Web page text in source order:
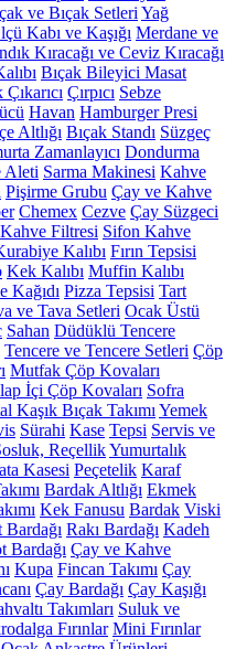
ve Bıçak Setleri Yağ
Kabı ve Kaşığı Merdane ve
Kıracağı ve Ceviz Kıracağı
Bıçak Bileyici Masat
Çırpıcı Sebze
Havan Hamburger Presi
Altlığı Bıçak Standı Süzgeç
Zamanlayıcı Dondurma
Aleti Sarma Makinesi Kahve
Pişirme Grubu Çay ve Kahve
Chemex Cezve Çay Süzgeci
Kahve Filtresi Sifon Kahve
Kalıbı Fırın Tepsisi
Kek Kalıbı Muffin Kalıbı
Kağıdı Pizza Tepsisi Tart
ve Tava Setleri Ocak Üstü
Sahan Düdüklü Tencere
Tencere ve Tencere Setleri Çöp
Mutfak Çöp Kovaları
İçi Çöp Kovaları Sofra
Kaşık Bıçak Takımı Yemek
Sürahi Kase Tepsi Servis ve
ReçellikYumurtalık
Kasesi Peçetelik Karaf
Bardak Altlığı Ekmek
Kek Fanusu Bardak Viski
Rakı Bardağı Kadeh
Bardağı Çay ve Kahve
Kupa Fincan Takımı Çay
Çay Bardağı Çay Kaşığı
Takımları Suluk ve
Fırınlar Mini Fırınlar